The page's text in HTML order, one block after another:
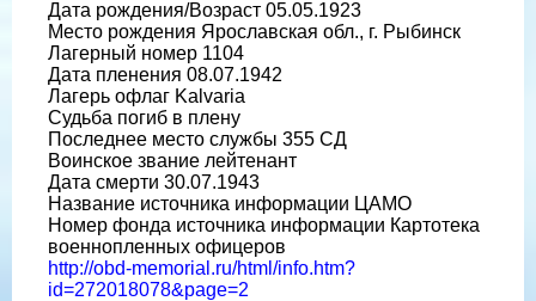
Дата рождения/Возраст 05.05.1923
Место рождения Ярославская обл., г. Рыбинск
Лагерный номер 1104
Дата пленения 08.07.1942
Лагерь офлаг Kalvaria
Судьба погиб в плену
Последнее место службы 355 СД
Воинское звание лейтенант
Дата смерти 30.07.1943
Название источника информации ЦАМО
Номер фонда источника информации Картотека
военнопленных офицеров
http://obd-memorial.ru/html/info.htm?
id=272018078&page=2